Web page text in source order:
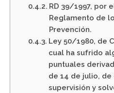
RD 39/1997, por
Reglamento de
Prevención.
Ley 50/1980, de
cual ha sufrido
puntuales
de 14 de julio, de
supervisión y